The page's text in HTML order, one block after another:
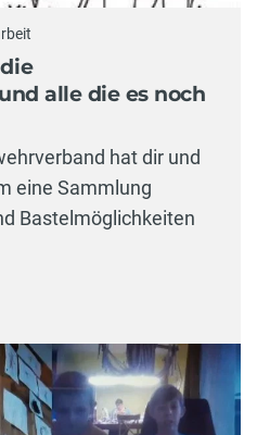
alle die es noch
hat dir und
eine Sammlung
Bastelmöglichkeiten